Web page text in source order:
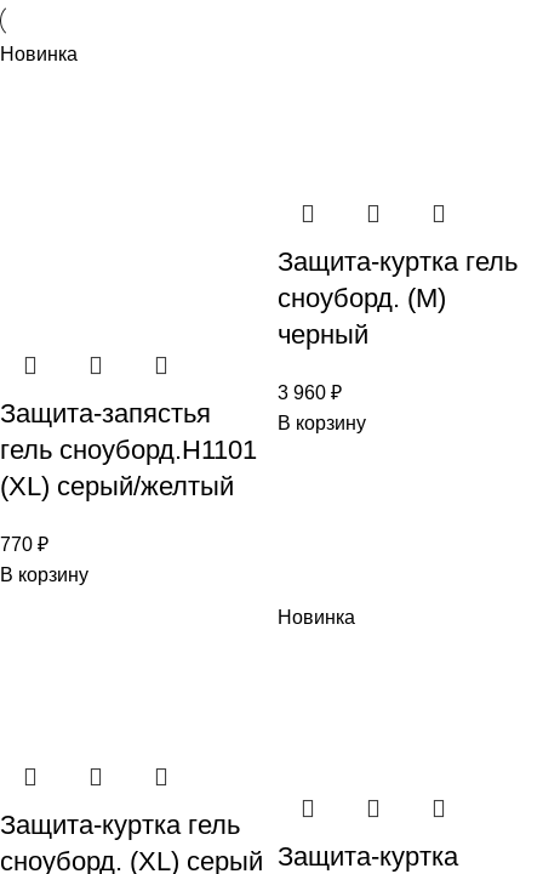
Новинка
Защита-запястья
гель сноуборд.H1101
(XL) серый/желтый
770 ₽
В корзину
Защита-куртка гель
сноуборд. (M)
черный
3 960 ₽
В корзину
Защита-куртка гель
сноуборд. (XL) серый
Новинка
Защита-куртка